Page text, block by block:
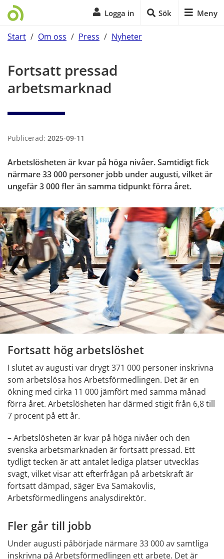
Logga in Sök Meny
Start / Om oss / Press / Nyheter
Fortsatt pressad
arbetsmarknad
Publicerad: 2025-09-11
Arbetslösheten är kvar på höga nivåer. Samtidigt fick
närmare 33 000 personer jobb under augusti, vilket är
ungefär 3 000 fler än samma tidpunkt förra året.
Fortsatt hög arbetslöshet
I slutet av augusti var drygt 371 000 personer inskrivna
som arbetslösa hos Arbetsförmedlingen. Det är en
ökning med cirka 11 000 jämfört med samma månad
förra året. Arbetslösheten har därmed stigit från 6,8 till
7 procent på ett år.
– Arbetslösheten är kvar på höga nivåer och den
svenska arbetsmarknaden är fortsatt pressad. Ett
tydligt tecken är att antalet lediga platser utvecklas
svagt, vilket visar att efterfrågan på arbetskraft är
fortsatt dämpad, säger Eva Samakovlis,
Arbetsförmedlingens analysdirektör.
Fler går till jobb
Under augusti påbörjade närmare 33 000 av samtliga
inskrivna på Arbetsförmedlingen ett arbete. Det är